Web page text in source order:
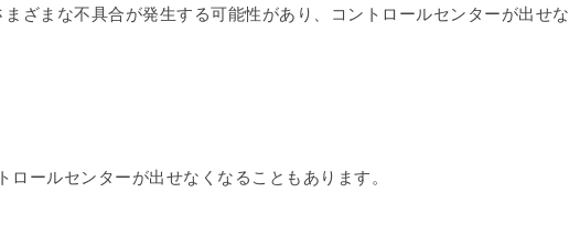
ざまな不具合が発生する可能性があり、コントロールセンターが出せな
ールセンターが出せなくなることもあります。